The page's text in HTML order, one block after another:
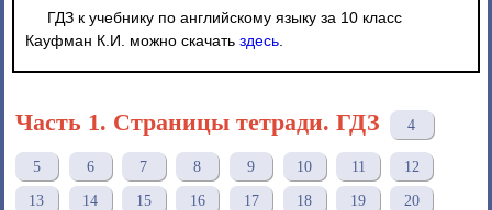
ГДЗ к учебнику по английскому языку за 10 класс
Кауфман К.И. можно скачать здесь
Часть 1. Страницы тетради. ГДЗ 4
5 6 7 8 9 10 11 12
13 14 15 16 17 18 19 20